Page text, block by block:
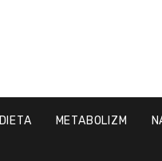
DIETA METABOLIZM